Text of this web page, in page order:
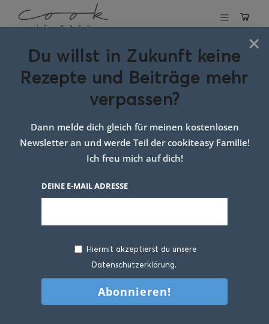
Schlagwort:
erdbeer joghurt
eisguglhupf
×
Du willst in Zukunft keine
Rezepte und Beiträge mehr
verpassen?
Dann melde dich gleich für meinen kostenlosen
Newsletter an und werde Teil der cookiteasy Familie!
Ich freu mich auf dich!
DEINE E-MAIL ADRESSE
Hiermit akzeptierst du unsere
Datenschutzerklärung.